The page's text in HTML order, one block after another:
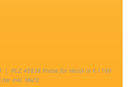
| PLZ: 49838 Preise für Heizöl in € / 100
inkl. MwSt.